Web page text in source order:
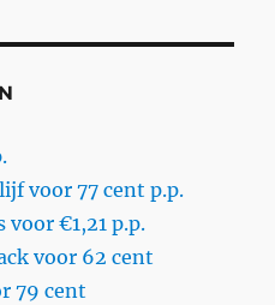
voor 77 cent p.p.
voor €1,21 p.p.
voor 62 cent
79 cent